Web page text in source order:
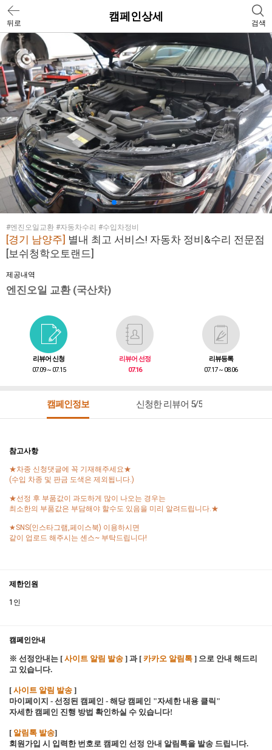
뒤로
캠페인상세
검색
#엔진오일교환 #자동차수리 #수입차정비
[경기 남양주] 별내 최고 서비스! 자동차 정비&수리 전문점
[보쉬청학오토랜드]
제공내역
엔진오일 교환 (국산차)
리뷰어 신청
07.09 ~ 07.15
리뷰어 선정
07.16
리뷰등록
07.17 ~ 08.06
캠페인정보 신청한 리뷰어 5/5
참고사항
★차종 신청댓글에 꼭 기재해주세요★
(수입 차종 및 판금 도색은 제외됩니다.)
★선정 후 부품값이 과도하게 많이 나오는 경우는
최소한의 부품값은 부담해야 할수도 있음을 미리 알려드립니다.★
★SNS(인스타그램,페이스북) 이용하시면
같이 업로드 해주시는 센스~ 부탁드립니다!
제한인원
1인
캠페인안내
※ 선정안내는 [ 사이트 알림 발송 ] 과 [ 카카오 알림톡 ] 으로 안내 해드리
고 있습니다.
[ 사이트 알림 발송 ]
마이페이지 - 선정된 캠페인 - 해당 캠페인 "자세한 내용 클릭"
자세한 캠페인 진행 방법 확인하실 수 있습니다!
[ 알림톡 발송]
회원가입 시 입력한 번호로 캠페인 선정 안내 알림톡을 발송 드립니다.